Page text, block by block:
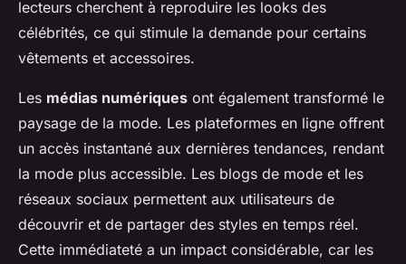
lecteurs cherchent à reproduire les looks des
célébrités, ce qui stimule la demande pour certains
vêtements et accessoires.
Les médias numériques ont également transformé le
paysage de la mode. Les plateformes en ligne offrent
un accès instantané aux dernières tendances, rendant
la mode plus accessible. Les blogs de mode et les
réseaux sociaux permettent aux utilisateurs de
découvrir et de partager des styles en temps réel.
Cette immédiateté a un impact considérable, car les